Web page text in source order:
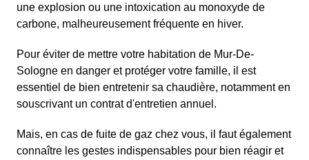
une explosion ou une intoxication au monoxyde de
carbone, malheureusement fréquente en hiver.
Pour éviter de mettre votre habitation de Mur-De-
Sologne en danger et protéger votre famille, il est
essentiel de bien entretenir sa chaudière, notamment en
souscrivant un contrat d'entretien annuel.
Mais, en cas de fuite de gaz chez vous, il faut également
connaître les gestes indispensables pour bien réagir et